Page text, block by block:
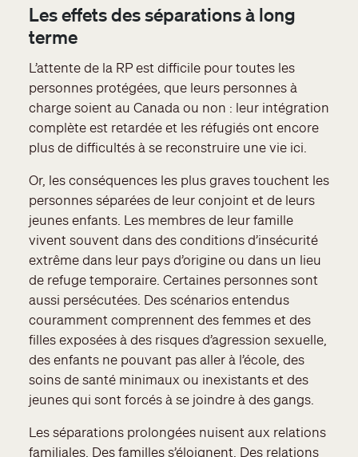
Les effets des séparations à long
terme
L’attente de la RP est difficile pour toutes les
personnes protégées, que leurs personnes à
charge soient au Canada ou non : leur intégration
complète est retardée et les réfugiés ont encore
plus de difficultés à se reconstruire une vie ici.
Or, les conséquences les plus graves touchent les
personnes séparées de leur conjoint et de leurs
jeunes enfants. Les membres de leur famille
vivent souvent dans des conditions d’insécurité
extrême dans leur pays d’origine ou dans un lieu
de refuge temporaire. Certaines personnes sont
aussi persécutées. Des scénarios entendus
couramment comprennent des femmes et des
filles exposées à des risques d’agression sexuelle,
des enfants ne pouvant pas aller à l’école, des
soins de santé minimaux ou inexistants et des
jeunes qui sont forcés à se joindre à des gangs.
Les séparations prolongées nuisent aux relations
familiales. Des familles s’éloignent. Des relations